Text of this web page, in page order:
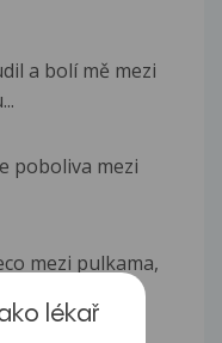
a bolí mě mezi
poboliva mezi
mezi pulkama,
lékař